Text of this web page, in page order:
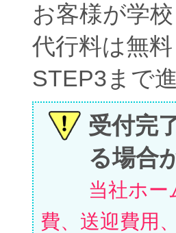
お客様が学
代行料は無
STEP3まで
受付完
る場合
当社ホー
費、送迎費用